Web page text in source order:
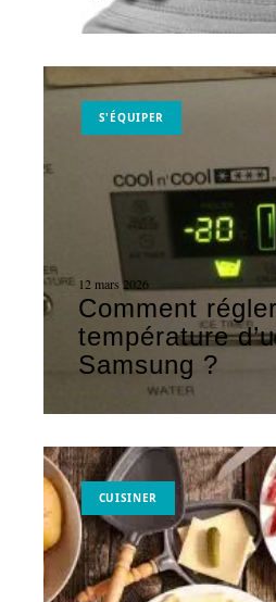
S'ÉQUIPER
12 mars 2026
Comment
température
Samsung ?
CUISINER